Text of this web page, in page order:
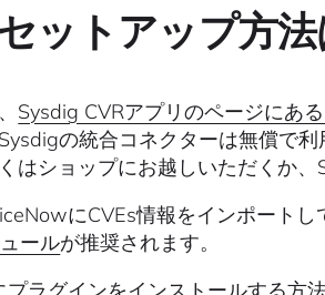
ットアップ方法
Sysdig CVRアプリのページにあ
の統合コネクターは無償で利
はショップにお越しいただくか
にCVEs情報をインポート
ールが推奨されます。
ラグインをインストールする方